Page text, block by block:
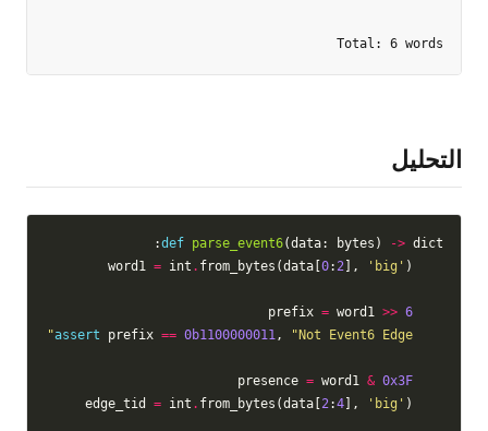
Total: 6 words
التحليل
def parse_event6(data: bytes) -> dict:
= int . from_bytes(data[ 0:2 ], 'big' )
= word1 >> 6
assert prefix == 0b1100000011, "Not Event6 Edge"
= word1 & 0x3F
= int . from_bytes(data[ 2:4 ], 'big' )